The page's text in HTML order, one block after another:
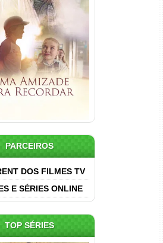
para Recordar
(2025) WEB-DL 1080p
Dual Áudio
PARCEIROS
DOS FILMES TV
E SÉRIES ONLINE
TOP SÉRIES